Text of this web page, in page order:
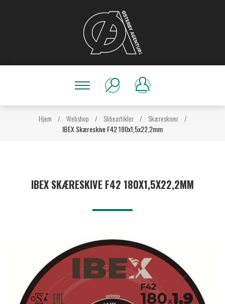
Hjem / Webshop / Slibeartikler / Skæreskiver /
IBEX Skæreskive F42 180x1,5x22,2mm
IBEX SKÆRESKIVE F42 180X1,5X22,2MM